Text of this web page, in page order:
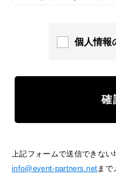
当サイトでは、情報
ます。クッキーは、
れる情報には、個人
だく場合があります
した情報収集に抵抗
個人情報
確
上記フォームで送信できない
info@event-partners.netまで